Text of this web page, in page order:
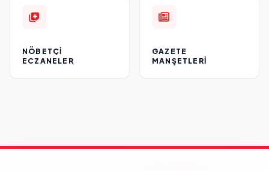
NÖBETÇI
ECZANELER
GAZETE
MANŞETLERI